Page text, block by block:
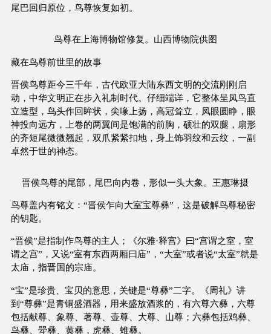
尾巴回归原位，鸟尊恢复如初。
鸟尊在上海博物馆修复。山西博物院供图
藏在鸟尊前世里的故事
晋侯鸟尊距今三千年，古代欧亚大陆东西文明的交流刚刚启
动，中华文明正在步入礼制时代。仔细端详，它整体呈凤鸟直
立造型，鸟头作回眸状，尖喙上扬，高冠耸立，凤眼圆睁，眼
神投向远方，上卷的两翼间是饱满的前胸，硕壮的双腿，扇形
的齐短尾微微翘起，双爪紧紧扣地，身上饰羽纹和云纹，一副
卓然于世的神态。
晋侯鸟尊的尾部，尾巴向内卷，形似一头大象。王惠琳摄
鸟尊盖内有铭文：“晋侯乍向大室宝尊彝”，这是破解鸟尊秘密
的钥匙。
“晋侯”是指制作鸟尊的主人；《尔雅·释宫》曰“宫谓之室，室
谓之宫”，又说“室有东西两厢曰庙”，“大室”或者说“太室”就是
太庙，指晋国的宗庙。
“宝”是珍贵、宝贝的意思，关键是“尊彝”二字。《周礼》讲
到“尊彝”是青铜盛酒器，用来盛放酒浆的，有六尊六彝，六尊
包括献尊、象尊、著尊、壶尊、大尊、山尊；六彝包括鸡彝、
鸟彝、斝彝、黄彝，虎彝、蜼彝。